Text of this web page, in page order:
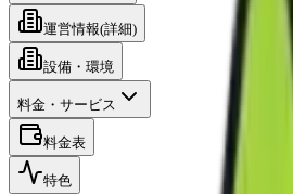
運営情報(詳細)
設備・環境
料金・サービス
料金表
特色